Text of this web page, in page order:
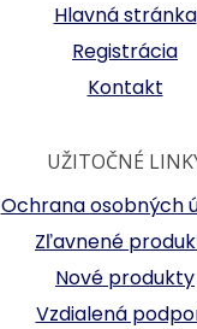
Hlavná stránka
Registrácia
Kontakt
UŽITOČNÉ
Ochrana osobných
Zľavnené
Nové produkty
Vzdialená